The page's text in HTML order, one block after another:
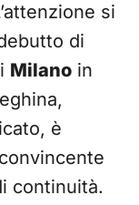
si
di
Milano in
è
continuità.